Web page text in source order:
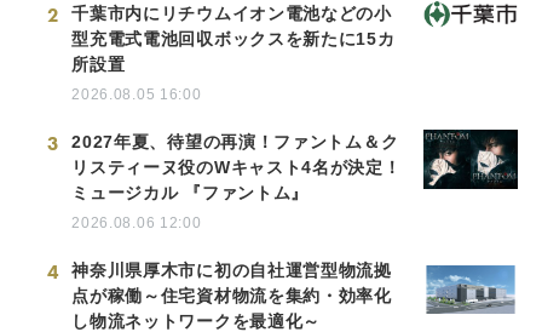
2
千葉市内にリチウムイオン電池などの小
型充電式電池回収ボックスを新たに15カ
所設置
2026.08.05 16:00
3
2027年夏、待望の再演！ファントム＆ク
リスティーヌ役のWキャスト4名が決定！
ミュージカル 『ファントム』
2026.08.06 12:00
4
神奈川県厚木市に初の自社運営型物流拠
点が稼働～住宅資材物流を集約・効率化
し物流ネットワークを最適化～